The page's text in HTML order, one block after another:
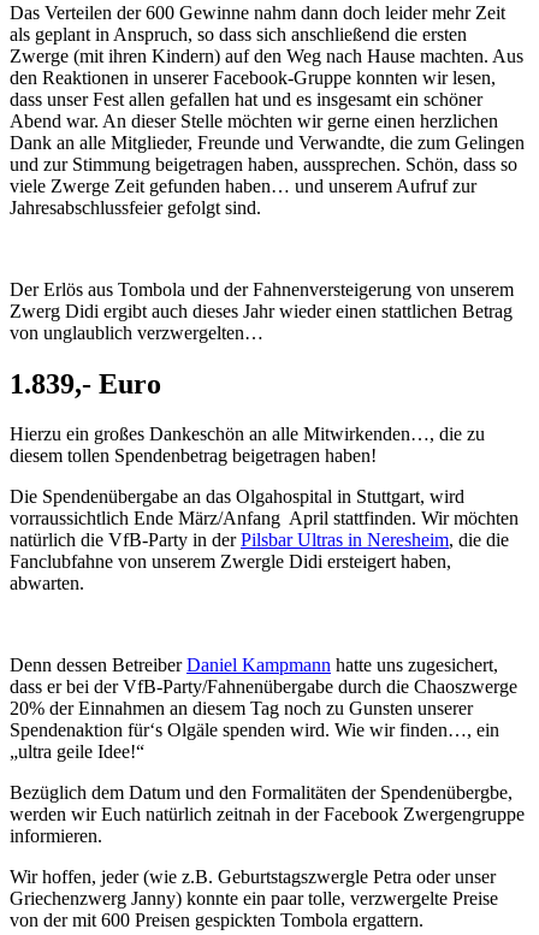
Das Verteilen der 600 Gewinne nahm dann doch leider mehr Zeit
als geplant in Anspruch, so dass sich anschließend die ersten
Zwerge (mit ihren Kindern) auf den Weg nach Hause machten. Aus
den Reaktionen in unserer Facebook-Gruppe konnten wir lesen,
dass unser Fest allen gefallen hat und es insgesamt ein schöner
Abend war. An dieser Stelle möchten wir gerne einen herzlichen
Dank an alle Mitglieder, Freunde und Verwandte, die zum Gelingen
und zur Stimmung beigetragen haben, aussprechen. Schön, dass so
viele Zwerge Zeit gefunden haben… und unserem Aufruf zur
Jahresabschlussfeier gefolgt sind.
Der Erlös aus Tombola und der Fahnenversteigerung von unserem
Zwerg Didi ergibt auch dieses Jahr wieder einen stattlichen Betrag
von unglaublich verzwergelten…
1.839,- Euro
Hierzu ein großes Dankeschön an alle Mitwirkenden…, die zu
diesem tollen Spendenbetrag beigetragen haben!
Die Spendenübergabe an das Olgahospital in Stuttgart, wird
vorraussichtlich Ende März/Anfang April stattfinden. Wir möchten
natürlich die VfB-Party in derPilsbar Ultras in Neresheim, die die
Fanclubfahne von unserem Zwergle Didi ersteigert haben,
abwarten.
Denn dessen BetreiberDaniel Kampmann hatte uns zugesichert,
dass er bei der VfB-Party/Fahnenübergabe durch die Chaoszwerge
20% der Einnahmen an diesem Tag noch zu Gunsten unserer
Spendenaktion für‘s Olgäle spenden wird. Wie wir finden…, ein
„ultra geile Idee!“
Bezüglich dem Datum und den Formalitäten der Spendenübergbe,
werden wir Euch natürlich zeitnah in der Facebook Zwergengruppe
informieren.
Wir hoffen, jeder (wie z.B. Geburtstagszwergle Petra oder unser
Griechenzwerg Janny) konnte ein paar tolle, verzwergelte Preise
von der mit 600 Preisen gespickten Tombola ergattern.